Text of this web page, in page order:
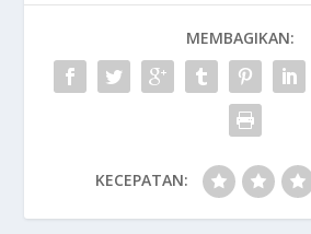
MEMBAGIKAN:
KECEPATAN: